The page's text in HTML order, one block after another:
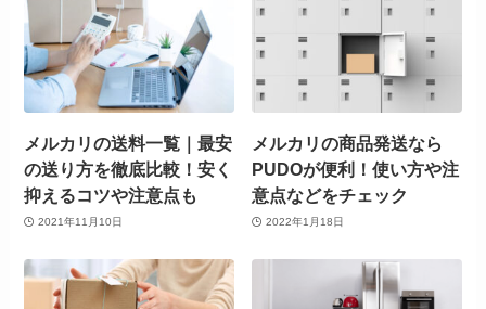
メルカリの送料一覧｜最安
の送り方を徹底比較！安く
抑えるコツや注意点も
2021年11月10日
メルカリの商品発送なら
PUDOが便利！使い方や注
意点などをチェック
2022年1月18日